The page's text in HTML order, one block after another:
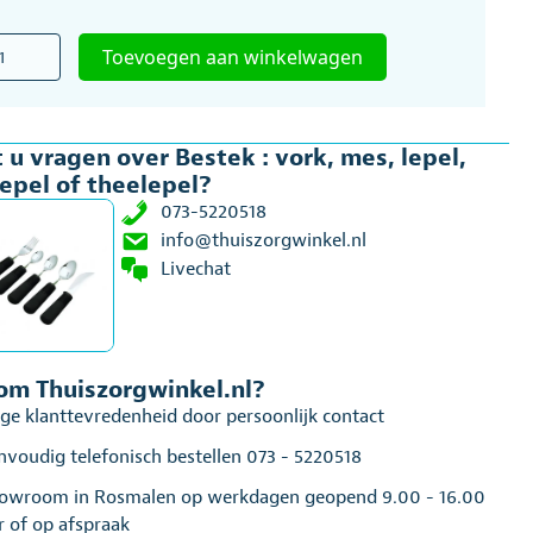
Toevoegen aan winkelwagen
u vragen over Bestek : vork, mes, lepel,
of theelepel?
073-5220518
info@thuiszorgwinkel.nl
Livechat
Thuiszorgwinkel.nl?
klanttevredenheid door persoonlijk contact
telefonisch bestellen 073 - 5220518
in Rosmalen op werkdagen geopend 9.00 - 16.00
of op afspraak